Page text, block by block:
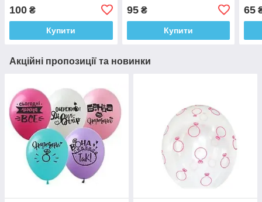
100 ₴
Купити
95₴
Купити
65
Акційні пропозиції та новинки